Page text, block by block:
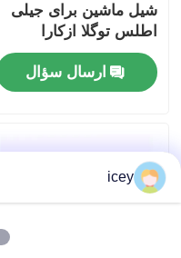
شیل ماشین برای جیلی
اطلس توگلا ازکارا
کولری Key Shell
Cover
ارسال سؤال
icey